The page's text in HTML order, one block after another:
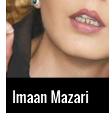
Imaan Mazari